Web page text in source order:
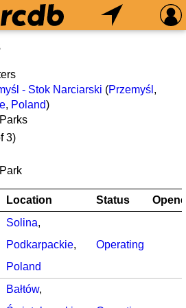
- Stok Narciarski (Przemyśl ,
, Poland)
3)
Location Status
Solina,
Podkarpackie,
Poland
Operating
Bałtów,